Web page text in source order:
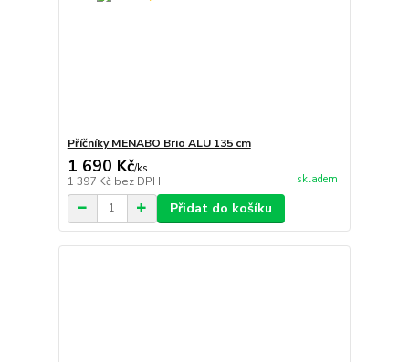
Příčníky MENABO Brio ALU 135 cm
1 690 Kč/ks
1 397 Kč bez DPH skladem
Přidat do košíku